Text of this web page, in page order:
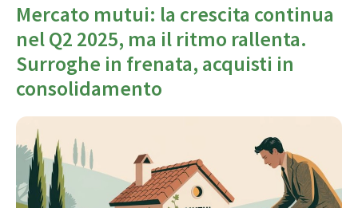
Mercato mutui: la crescita continua
nel Q2 2025, ma il ritmo rallenta.
Surroghe in frenata, acquisti in
consolidamento